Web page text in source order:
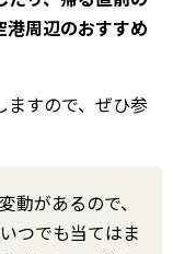
周辺のおすすめ
ますので、ぜひ参
動があるので、
つでも当てはま